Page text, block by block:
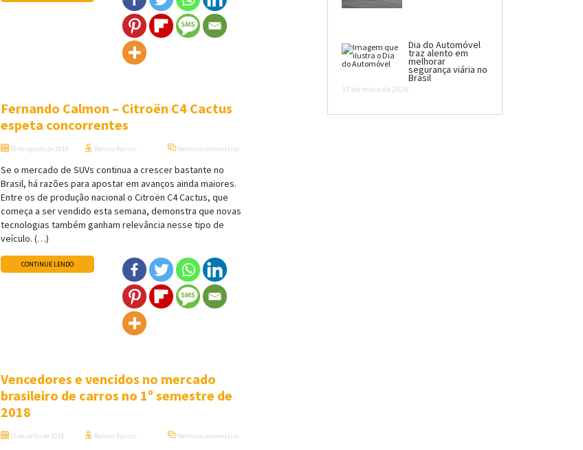
Fernando Calmon – Citroën C4 Cactus
espeta concorrentes
30 de agosto de 2018 Renato Parizzi Nenhum comentário
Se o mercado de SUVs continua a crescer bastante no
Brasil, há razões para apostar em avanços ainda maiores.
Entre os de produção nacional o Citroën C4 Cactus, que
começa a ser vendido esta semana, demonstra que novas
tecnologias também ganham relevância nesse tipo de
veículo. (…)
CONTINUE LENDO
Vencedores e vencidos no mercado
brasileiro de carros no 1º semestre de
2018
19 de julho de 2018 Renato Parizzi Nenhum comentário
Dia do Automóvel
traz alento em
melhorar
segurança viária no
Brasil
17 de maio de 2026